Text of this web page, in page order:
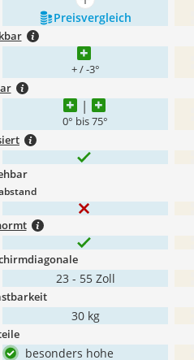
mehr anzeigen
Preis­vergleich
+ / -3°
0° bis 75°
23 - 55 Zoll
30 kg
besonders hohe